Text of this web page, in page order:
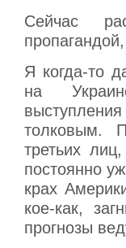
Сейчас
Я когда-то
на
толковым.
третьих
постоянно
крах
кое-как,
прогнозы